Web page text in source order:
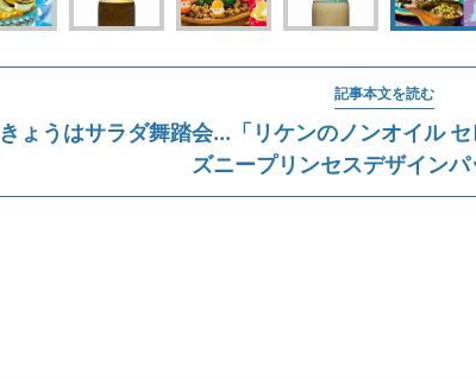
記事本文を読む
きょうはサラダ舞踏会...「リケンのノンオイル
ズニープリンセスデザインパ